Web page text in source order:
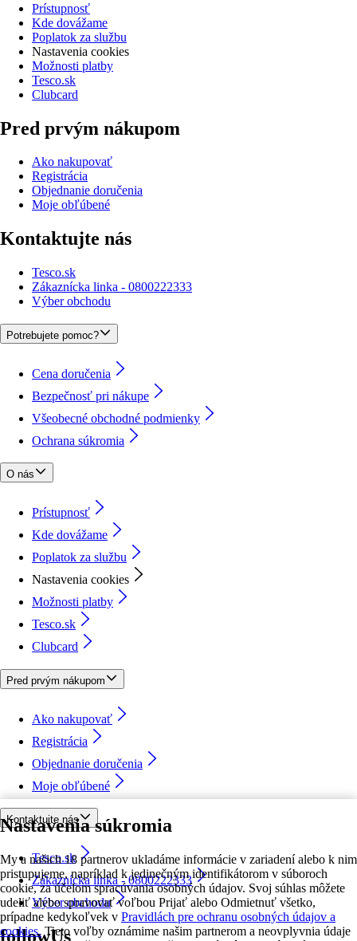
Nastavenia súkromia
My a našich 18 partnerov ukladáme informácie v zariadení alebo k nim
pristupujeme, napríklad k jedinečným identifikátorom v súboroch
cookie, za účelom spracúvania osobných údajov. Svoj súhlas môžete
udeliť alebo spravovať voľbou Prijať alebo Odmietnuť všetko,
prípadne kedykoľvek v Pravidlách pre ochranu osobných údajov a
cookies. Tieto voľby oznámime našim partnerom a neovplyvnia údaje
Prístupnosť
Kde dovážame
Poplatok za službu
Nastavenia cookies
Možnosti platby
Tesco.sk
Clubcard
Pred prvým nákupom
Ako nakupovať
Registrácia
Objednanie doručenia
Moje obľúbené
Kontaktujte nás
Tesco.sk
Zákaznícka linka - 0800222333
Výber obchodu
Potrebujete pomoc?
Cena doručenia
Bezpečnosť pri nákupe
Všeobecné obchodné podmienky
Ochrana súkromia
O nás
Prístupnosť
Kde dovážame
Poplatok za službu
Nastavenia cookies
Možnosti platby
Tesco.sk
Clubcard
Pred prvým nákupom
Ako nakupovať
Registrácia
Objednanie doručenia
Moje obľúbené
Kontaktujte nás
Tesco.sk
Zákaznícka linka - 0800222333
Výber obchodu
followUs